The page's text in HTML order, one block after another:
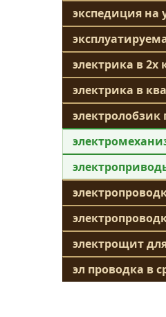
экспедиция на
электрика в
электрика в
электрощит
эл проводка в